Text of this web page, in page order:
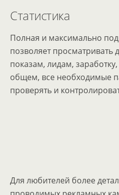
Статистика
Полная и максимально
позволяет просматривать
показам, лидам,
общем, все необходимые
проверять и
Для любителей более